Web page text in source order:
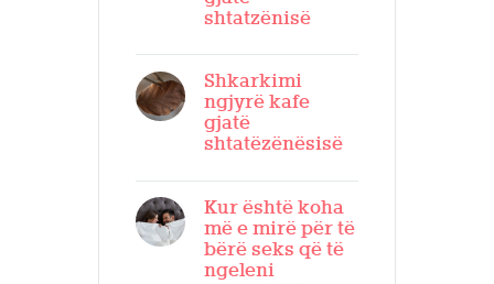
shtatzënisë
Shkarkimi
ngjyrë kafe
gjatë
shtatëzënësisë
Kur është koha
më e mirë për të
bërë seks që të
ngeleni